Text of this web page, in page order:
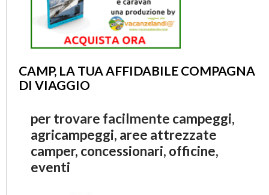
CAMP, LA TUA AFFIDABILE COMPAGNA
DI VIAGGIO
per trovare facilmente campeggi,
agricampeggi, aree attrezzate
camper, concessionari, officine,
eventi